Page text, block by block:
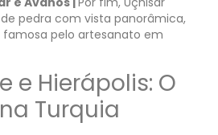
pedra com vista panorâmica,
pelo artesanato em
e Hierápolis: O
Turquia